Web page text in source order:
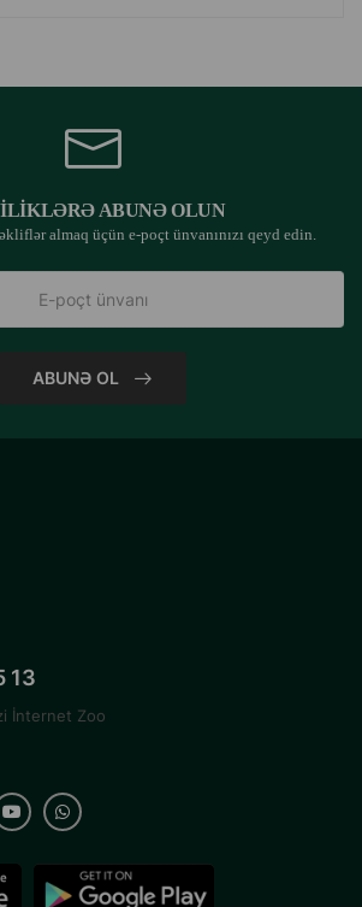
ABUNƏ OLUN
almaq üçün e-poçt ünvanınızı qeyd edin.
ABUNƏ OL
13
İnternet Zoo